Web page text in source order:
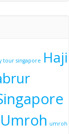
tour singapore Haji
Umroh umroh